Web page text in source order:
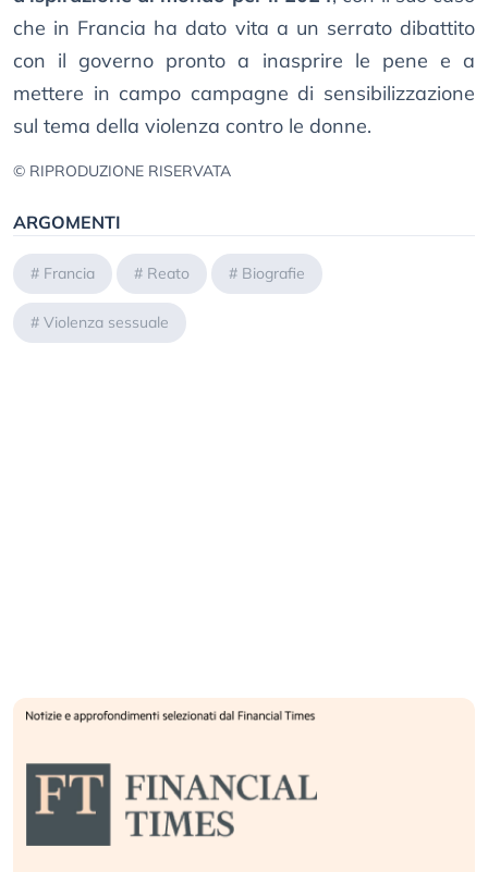
che in Francia ha dato vita a un serrato dibattito
con il governo pronto a inasprire le pene e a
mettere in campo campagne di sensibilizzazione
sul tema della violenza contro le donne.
© RIPRODUZIONE RISERVATA
ARGOMENTI
# Francia # Reato # Biografie
# Violenza sessuale